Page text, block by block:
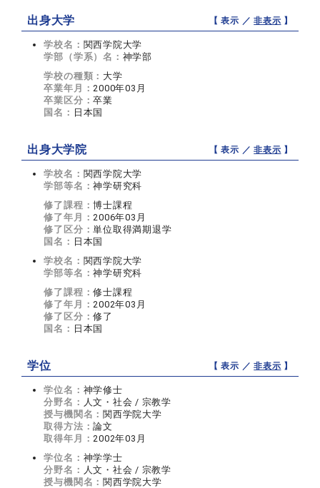
出身大学 【 表示 ／非表示 】
学校名： 関西学院大学
学部（学系）名： 神学部
学校の種類： 大学
卒業年月：2000年03月
卒業区分：卒業
国名： 日本国
出身大学院 【 表示 ／非表示 】
学校名： 関西学院大学
学部等名：神学研究科
修了課程：博士課程
修了年月：2006年03月
修了区分：単位取得満期退学
国名： 日本国
学校名： 関西学院大学
学部等名：神学研究科
修了課程：修士課程
修了年月：2002年03月
修了区分：修了
国名： 日本国
学位 【 表示 ／非表示 】
学位名： 神学修士
分野名： 人文・社会 / 宗教学
授与機関名： 関西学院大学
取得方法：論文
取得年月：2002年03月
学位名： 神学学士
分野名： 人文・社会 / 宗教学
授与機関名： 関西学院大学